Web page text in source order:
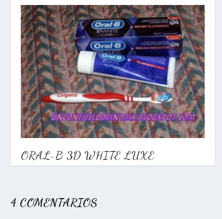
ORAL-B 3D WHITE LUXE
4 COMENTARIOS